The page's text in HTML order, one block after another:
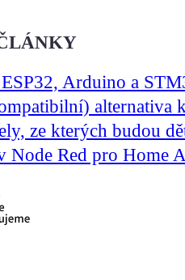
Arduino a
alternativa
ze kterých budou
Node Red pro Home